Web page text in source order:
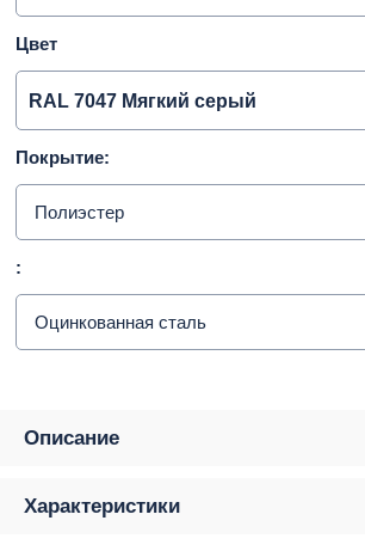
Цвет
RAL 7047 Мягкий серый
Покрытие:
Полиэстер
:
Оцинкованная сталь
Описание
Характеристики